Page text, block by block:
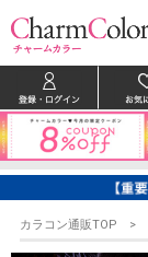
カラコン通販TOP